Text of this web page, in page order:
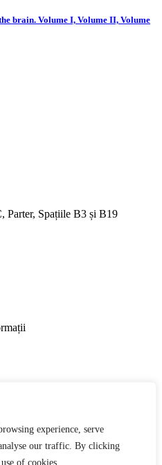
experience, serve
our traffic. By clicking
of cookies.
brain. Volume I, Volume II, Volume
Parter, Spațiile B3 și B19
acreditată CNCS | CNATDCU